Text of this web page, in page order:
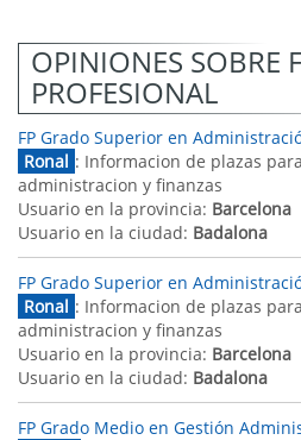
OPINIONES SOBRE
PROFESIONAL
FP Grado Superior en
Ronal : Informacion de plazas
administracion y finanzas
Usuario en la provincia: Barcelona
Usuario en la ciudad: Badalona
FP Grado Superior en
Ronal : Informacion de plazas
administracion y finanzas
Usuario en la provincia: Barcelona
Usuario en la ciudad: Badalona
FP Grado Medio en Gestión